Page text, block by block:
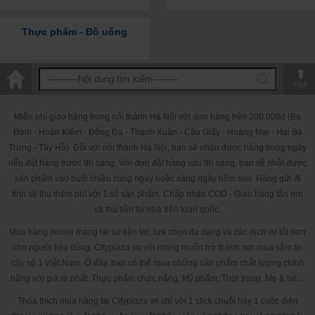
Lưu ý:
Tránh ánh nắng trực tiếp, xin vui lòng giữ ở nơi mát mẻ.
Sản phẩm không phả là thuốc, không có tác dụng thay thế
thuốc chữa bệnh.
Sản phẩm này không phải là thuốc, không có tác dụng thay thế
thuốc chữa bệnh.
Thực phẩm - Đồ uống
Miễn phí giao hàng trong nội thành Hà Nội với đơn hàng trên 200.000đ (Ba
Đình - Hoàn Kiếm - Đống Đa - Thanh Xuân - Cầu Giấy - Hoàng Mai - Hai Bà
Trưng - Tây Hồ). Đối với nội thành Hà Nội, bạn sẽ nhận được hàng trong ngày
nếu đặt hàng trước 9h sáng. Với đơn đặt hàng sau 9h sáng, bạn sẽ nhật được
sản phẩm vào buổi chiều cùng ngày hoặc sáng ngày hôm sau. Hàng gửi đi
tỉnh sẽ thu thêm phí với 1 số sản phẩm. Chấp nhận COD - Giao hàng tận nơi
và thu tiền tại nhà trên toàn quốc.
Mua hàng online mang lại sự tiện lợi, lựa chọn đa dạng và các dịch vụ tốt hơn
cho người tiêu dùng. Cityplaza.vn với mong muốn trở thành nơi mua sắm tin
cậy số 1 Việt Nam. Ở đây, bạn có thể mua những sản phẩm chất lượng chính
hãng với giá rẻ nhất: Thực phẩm chức năng, Mỹ phẩm, Thời trang, Mẹ & bé…
Thỏa thích mua hàng tại Cityplaza.vn chỉ với 1 click chuột hay 1 cuộc điện